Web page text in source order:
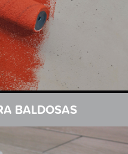
BALDOSAS